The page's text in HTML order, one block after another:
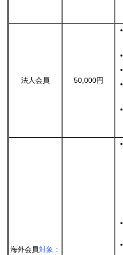
法人会員 50,000円
海外会員対象：